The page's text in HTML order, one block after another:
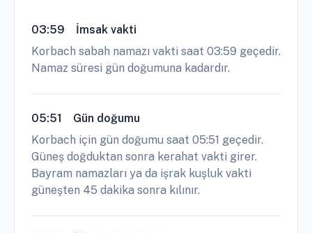
03:59
İmsak vakti
Korbach sabah namazı vakti saat 03:59 geçedir.
Namaz süresi gün doğumuna kadardır.
05:51
Gün doğumu
Korbach için gün doğumu saat 05:51 geçedir.
Güneş doğduktan sonra kerahat vakti girer.
Bayram namazları ya da işrak kuşluk vakti
güneşten 45 dakika sonra kılınır.